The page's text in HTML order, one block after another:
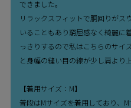
できました。
リラックスフィットで胴回りがス
いることもあり窮屈感なく綺麗に
っきりするので私はこちらのサイ
と身幅の縫い目の線が少し肩より
【着用サイズ：M】
普段はMサイズを着用しており、